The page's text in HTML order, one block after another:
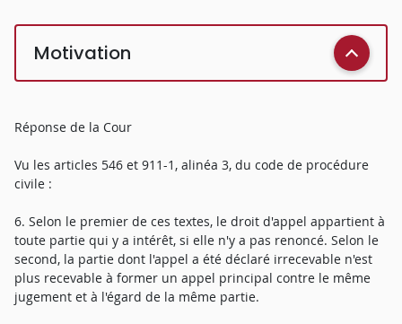
Motivation
Réponse de la Cour
Vu les articles 546 et 911-1, alinéa 3, du code de procédure
civile :
6. Selon le premier de ces textes, le droit d'appel appartient à
toute partie qui y a intérêt, si elle n'y a pas renoncé. Selon le
second, la partie dont l'appel a été déclaré irrecevable n'est
plus recevable à former un appel principal contre le même
jugement et à l'égard de la même partie.